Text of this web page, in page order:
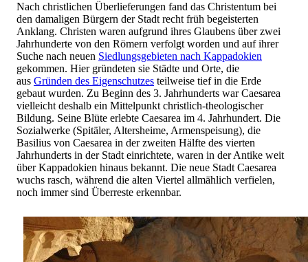
Nach christlichen Überlieferungen fand das Christentum bei
den damaligen Bürgern der Stadt recht früh begeisterten
Anklang. Christen waren aufgrund ihres Glaubens über zwei
Jahrhunderte von den Römern verfolgt worden und auf ihrer
Suche nach neuen Siedlungsgebieten nach Kappadokien
gekommen. Hier gründeten sie Städte und Orte, die
aus Gründen des Eigenschutzes teilweise tief in die Erde
gebaut wurden. Zu Beginn des 3. Jahrhunderts war Caesarea
vielleicht deshalb ein Mittelpunkt christlich-theologischer
Bildung. Seine Blüte erlebte Caesarea im 4. Jahrhundert. Die
Sozialwerke (Spitäler, Altersheime, Armenspeisung), die
Basilius von Caesarea in der zweiten Hälfte des vierten
Jahrhunderts in der Stadt einrichtete, waren in der Antike weit
über Kappadokien hinaus bekannt. Die neue Stadt Caesarea
wuchs rasch, während die alten Viertel allmählich verfielen,
noch immer sind Überreste erkennbar.